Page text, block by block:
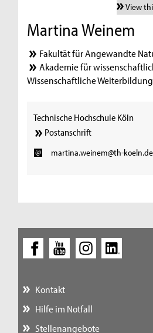
View
Martina Weinem
Fakultät für Angewandte
Akademie für
Wissenschaftliche Weiterbildung
Technische Hochschule Köln
Postanschrift
martina.weinem@th-koeln.de
Kontakt
Hilfe im Notfall
Stellenangebote